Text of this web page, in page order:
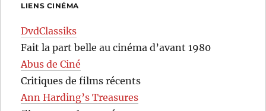
LIENS CINÉMA
DvdClassiks
Fait la part belle au cinéma d’avant 1980
Abus de Ciné
Critiques de films récents
Ann Harding’s Treasures